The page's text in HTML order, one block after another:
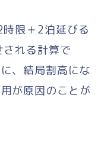
限＋2泊延びる
れる計算で
、結局割高にな
が原因のことが